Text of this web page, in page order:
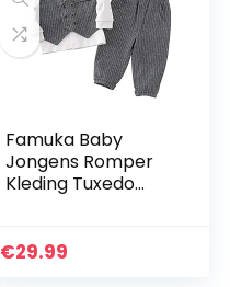
Famuka Baby
Jongens Romper
Kleding Tuxedo
€29.99